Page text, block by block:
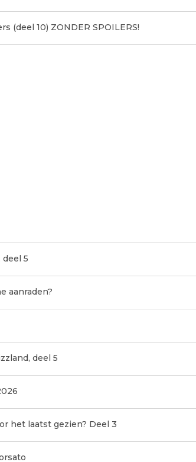
(deel 10) ZONDER SPOILERS!
5
aanraden?
deel 5
het laatst gezien? Deel 3